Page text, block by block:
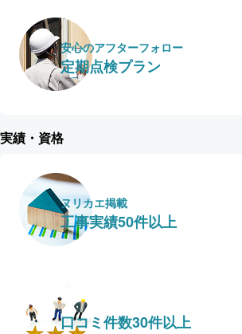
安心のアフターフォロー
定期点検プラン
実績・資格
ヌリカエ掲載
工事実績50件以上
口コミ件数30件以上